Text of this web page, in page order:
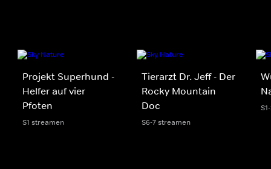
Projekt Superhund -
Helfer auf vier
Pfoten
S1 streamen
Tierarzt Dr. Jeff - Der
Rocky Mountain
Doc
S6-7 streamen